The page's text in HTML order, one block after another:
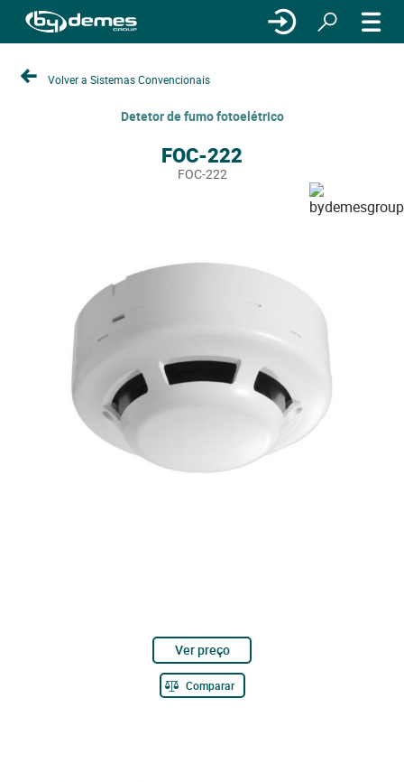
Volver a Sistemas Convencionais
Detetor de fumo fotoelétrico
FOC-222
FOC-222
Ver preço
Comparar